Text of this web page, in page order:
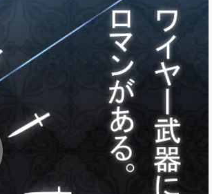
舞
ゲーム・サービス開発
チャレンジ ビ